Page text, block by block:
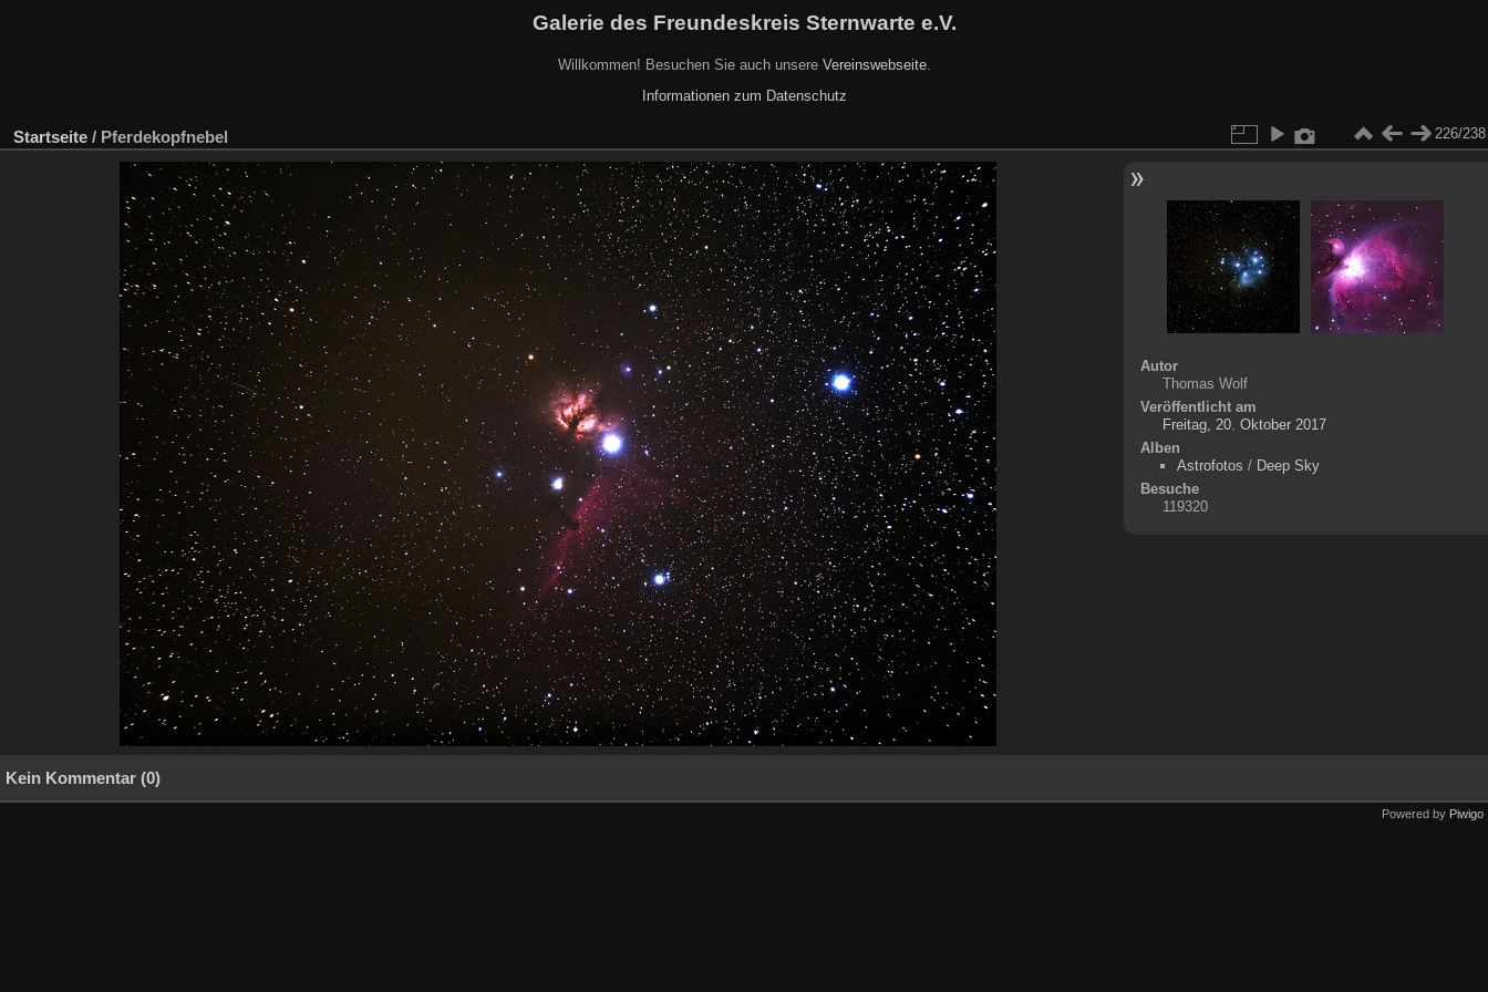
Galerie des Freundeskreis Sternwarte e.V.
Willkommen! Besuchen Sie auch unsere Vereinswebseite.
Informationen zum Datenschutz
Startseite / Pferdekopfnebel 226/238
Autor
Thomas Wolf
Veröffentlicht am
Freitag, 20. Oktober 2017
Alben
Astrofotos / Deep Sky
Besuche
119320
Kein Kommentar (0)
Powered by Piwigo